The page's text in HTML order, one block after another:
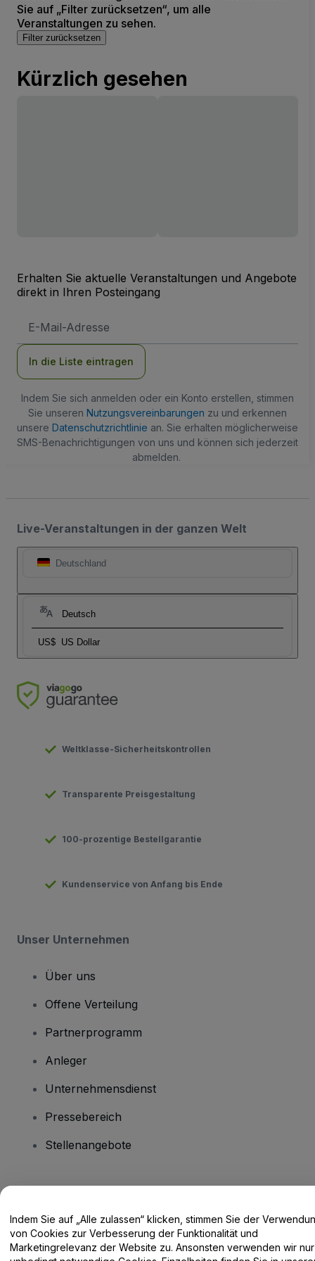
Sie auf „Filter zurücksetzen“, um alle
Veranstaltungen zu sehen.
Filter zurücksetzen
Kürzlich gesehen
Erhalten Sie aktuelle Veranstaltungen und Angebote
direkt in Ihren Posteingang
Mail-
In die Liste eintragen
Indem Sie sich anmelden oder ein Konto erstellen, stimmen
Sie unseren Nutzungsvereinbarungen zu und erkennen
unsere Datenschutzrichtlinie an. Sie erhalten möglicherweise
SMS-Benachrichtigungen von uns und können sich jederzeit
abmelden.
Live-Veranstaltungen in der ganzen Welt
Deutschland
Deutsch
US$ US Dollar
Weltklasse-Sicherheitskontrollen
Transparente Preisgestaltung
100-prozentige Bestellgarantie
Kundenservice von Anfang bis Ende
Unser Unternehmen
Über uns
Offene Verteilung
Partnerprogramm
Anleger
Unternehmensdienst
Pressebereich
Stellenangebote
Hilfe-Center / Kontakt
Indem Sie auf „Alle zulassen“ klicken, stimmen Sie der
von Cookies zur Verbesserung der Funktionalität und
Marketingrelevanz der Website zu. Ansonsten verwenden wir nur